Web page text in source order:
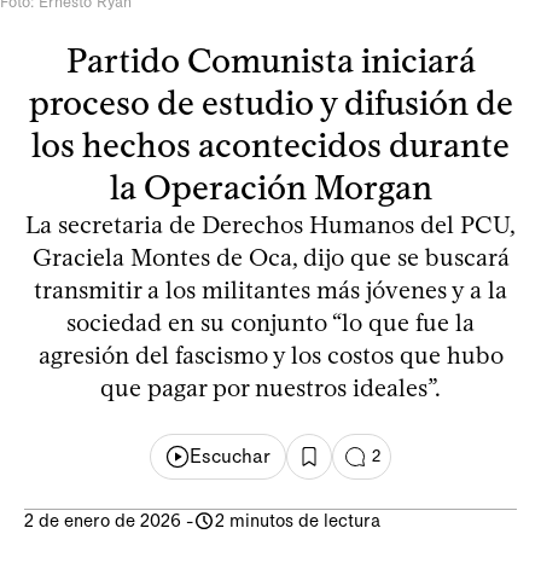
Partido Comunista iniciará
proceso de estudio y difusión de
los hechos acontecidos durante
la Operación Morgan
La secretaria de Derechos Humanos del PCU,
Graciela Montes de Oca, dijo que se buscará
transmitir a los militantes más jóvenes y a la
sociedad en su conjunto “lo que fue la
agresión del fascismo y los costos que hubo
que pagar por nuestros ideales”.
Escuchar 2
2 de enero de 2026 - 2 minutos de lectura